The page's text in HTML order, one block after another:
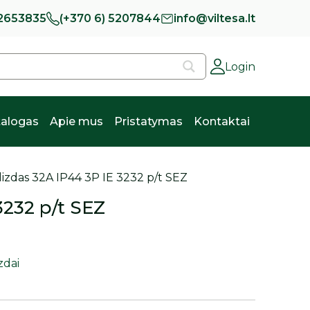
(+370 6) 5207844 info@viltesa.lt
Login
Apie mus Pristatymas Kontaktai
32A IP44 3P IE 3232 p/t SEZ
p/t SEZ